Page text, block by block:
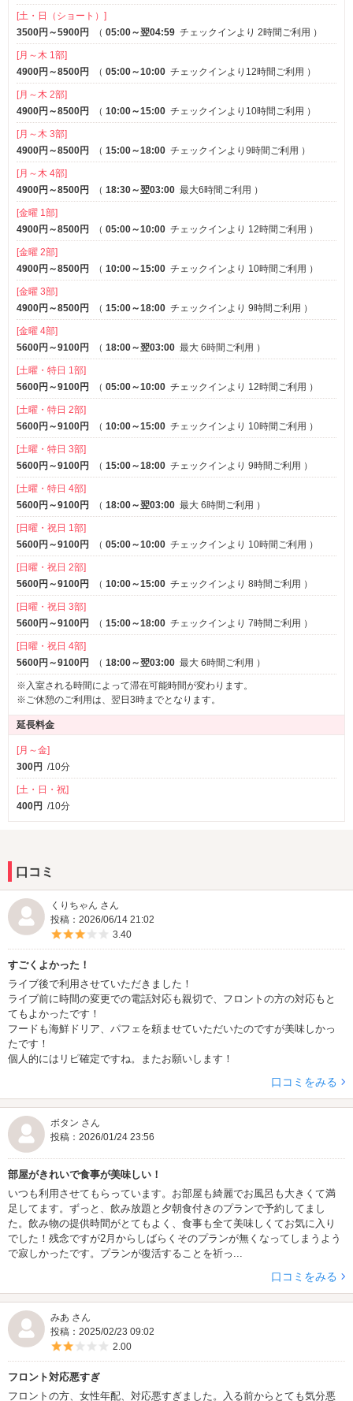
[土・日（ショート）]
3500円～5900円
（ 05:00～翌04:59 チェックインより 2時間ご利用 ）
[月～木 1部]
4900円～8500円
（ 05:00～10:00 チェックインより12時間ご利用 ）
[月～木 2部]
4900円～8500円
（ 10:00～15:00 チェックインより10時間ご利用 ）
[月～木 3部]
4900円～8500円
（ 15:00～18:00 チェックインより9時間ご利用 ）
[月～木 4部]
4900円～8500円
（ 18:30～翌03:00 最大6時間ご利用 ）
[金曜 1部]
4900円～8500円
（ 05:00～10:00 チェックインより 12時間ご利用 ）
[金曜 2部]
4900円～8500円
（ 10:00～15:00 チェックインより 10時間ご利用 ）
[金曜 3部]
4900円～8500円
（ 15:00～18:00 チェックインより 9時間ご利用 ）
[金曜 4部]
5600円～9100円
（ 18:00～翌03:00 最大 6時間ご利用 ）
[土曜・特日 1部]
5600円～9100円
（ 05:00～10:00 チェックインより 12時間ご利用 ）
[土曜・特日 2部]
5600円～9100円
（ 10:00～15:00 チェックインより 10時間ご利用 ）
[土曜・特日 3部]
5600円～9100円
（ 15:00～18:00 チェックインより 9時間ご利用 ）
[土曜・特日 4部]
5600円～9100円
（ 18:00～翌03:00 最大 6時間ご利用 ）
[日曜・祝日 1部]
5600円～9100円
（ 05:00～10:00 チェックインより 10時間ご利用 ）
[日曜・祝日 2部]
5600円～9100円
（ 10:00～15:00 チェックインより 8時間ご利用 ）
[日曜・祝日 3部]
5600円～9100円
（ 15:00～18:00 チェックインより 7時間ご利用 ）
[日曜・祝日 4部]
5600円～9100円
（ 18:00～翌03:00 最大 6時間ご利用 ）
※入室される時間によって滞在可能時間が変わります。
※ご休憩のご利用は、翌日3時までとなります。
延長料金
[月～金]
300円 /10分
[土・日・祝]
400円 /10分
口コミ
くりちゃん さん
投稿：2026/06/14 21:02
5つ星のうち3
3.40
すごくよかった！
ライブ後で利用させていただきました！
ライブ前に時間の変更での電話対応も親切で、フロントの方の対応もと
てもよかったです！
フードも海鮮ドリア、パフェを頼ませていただいたのですが美味しかっ
たです！
個人的にはリピ確定ですね。またお願いします！
口コミをみる
ボタン さん
投稿：2026/01/24 23:56
部屋がきれいで食事が美味しい！
いつも利用させてもらっています。お部屋も綺麗でお風呂も大きくて満
足してます。ずっと、飲み放題と夕朝食付きのプランで予約してまし
た。飲み物の提供時間がとてもよく、食事も全て美味しくてお気に入り
でした！残念ですが2月からしばらくそのプランが無くなってしまうよう
で寂しかったです。プランが復活することを祈っ...
口コミをみる
みあ さん
投稿：2025/02/23 09:02
5つ星のうち2
2.00
フロント対応悪すぎ
フロントの方、女性年配、対応悪すぎました。入る前からとても気分悪